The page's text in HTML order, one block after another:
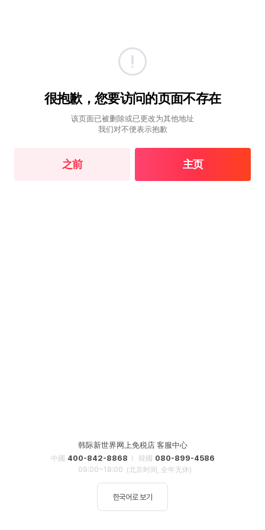
很抱歉，您要访问的页面不存在
该页面已被删除或已更改为其他地址
我们对不便表示抱歉
之前 主页
韩际新世界网上免税店 客服中心
中國 400-842-8868 韓國 080-899-4586
09:00~18:00 (北京时间, 全年无休)
한국어로 보기